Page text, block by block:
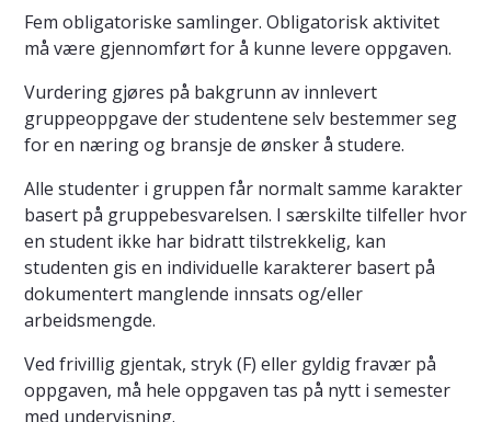
Fem obligatoriske samlinger. Obligatorisk aktivitet
må være gjennomført for å kunne levere oppgaven.
Vurdering gjøres på bakgrunn av innlevert
gruppeoppgave der studentene selv bestemmer seg
for en næring og bransje de ønsker å studere.
Alle studenter i gruppen får normalt samme karakter
basert på gruppebesvarelsen. I særskilte tilfeller hvor
en student ikke har bidratt tilstrekkelig, kan
studenten gis en individuelle karakterer basert på
dokumentert manglende innsats og/eller
arbeidsmengde.
Ved frivillig gjentak, stryk (F) eller gyldig fravær på
oppgaven, må hele oppgaven tas på nytt i semester
med undervisning.